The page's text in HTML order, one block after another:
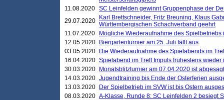
11.08.2020 SC Leinfelden gewinnt Gruppenphase der
29.07.2020
Karl Brettschneider, Fritz Breuning, Klaus
Württembergischen Schachverband geehrt
11.07.2020
Mögliche Wiederaufnahme des Spielbetriebs
12.05.2020
Biergartenturnier am 25. Juli fällt aus
03.05.2020
Die Wiederaufnahme des Spielabends im
16.04.2020 Spielabend im Treff Impuls frühestens wieder
30.03.2020
Monatsblitzturnier am 07.04.2020 ist abgesagt
14.03.2020 Jugendtraining bis Ende der Osterferien
13.03.2020
Der Spielbetrieb im SVW ist bis Ostern
08.03.2020 A-Klasse, Runde 8: SC Leinfelden 2 besiegt